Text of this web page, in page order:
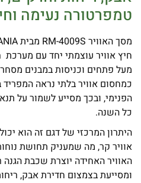
טמפרטורה נעימה
חיץ אוויר עוצמתי יחד עם מערכת
מעל פתחים וכניסות במבנים
כמחסום אוויר בלתי נראה המפריד
הפנימי, ובכך מסייע לשמור על
כל השנה.
היתרון המרכזי של דגם זה הוא
אוויר קר, מה שמעניק תחושת
האוויר האחידה יוצרת שכבת
ומסייעת בצמצום חדירת אבק,